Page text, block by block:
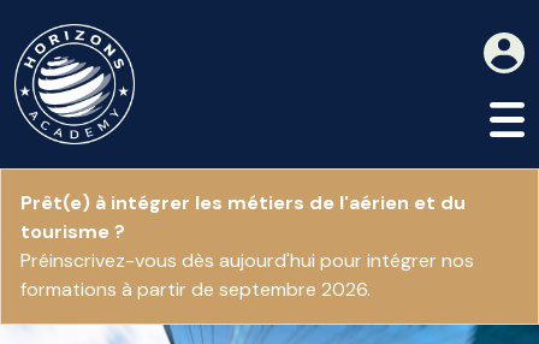
Prêt(e) à intégrer les métiers de l'aérien et du
tourisme ?
Préinscrivez-vous dès aujourd'hui pour intégrer nos
formations à partir de septembre 2026.